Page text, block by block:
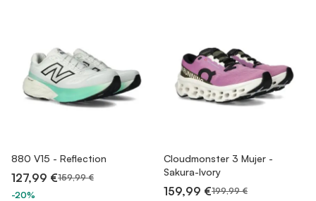
880 V15 - Reflection
127,99 €159,99 €
-20%
Cloudmonster 3 Mujer -
Sakura-Ivory
159,99 €199,99 €